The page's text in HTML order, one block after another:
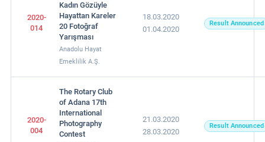
2020-
014
Kadın Gözüyle
Hayattan Kareler
20 Fotoğraf
Yarışması
Anadolu Hayat
Emeklilik A.Ş.
18.03.2020
01.04.2020
Result Announced
2020-
004
The Rotary Club
of Adana 17th
International
Photography
Contest
21.03.2020
28.03.2020
Result Announced